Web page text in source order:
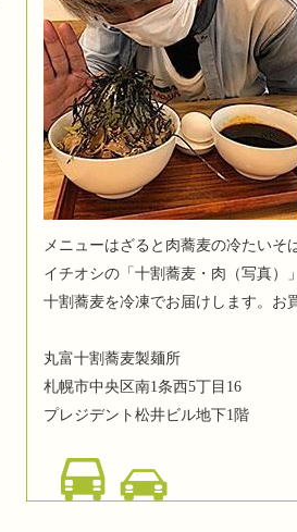
メニューはざると肉蕎麦の冷たいそ
イチオシの「十割蕎麦・肉（写真）
十割蕎麦を冷凍でお届けします。お
丸富十割蕎麦製麺所
札幌市中央区南1条西5丁目16
プレジデント松井ビル地下1階